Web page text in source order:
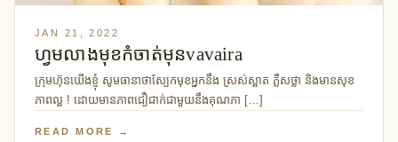
JAN 21, 2022
ហ្វមលាងមុខកំចាត់មុនvavaira
ក្រុមហ៊ុនយើងខ្ញុំ សូមធានាថាស្បែកមុខអ្នកនឹង ស្រស់ស្អាត ភ្លឺសថ្លា និងមានសុខ
ភាពល្អ ! ដោយមានភាពជឿជាក់ជាមួយនឹងគុណភា […]
READ MORE →